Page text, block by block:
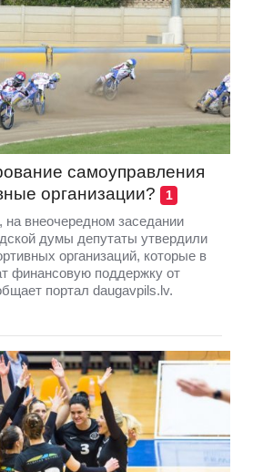
самоуправления
организации?
1
на внеочередном заседании
думы депутаты утвердили
организаций, которые в
финансовую поддержку от
портал daugavpils.lv.